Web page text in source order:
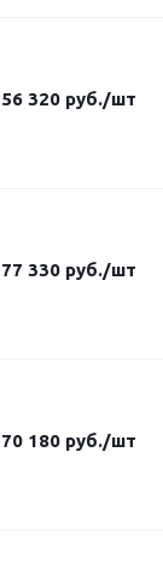
56 320 руб./шт
77 330 руб./шт
70 180 руб./шт